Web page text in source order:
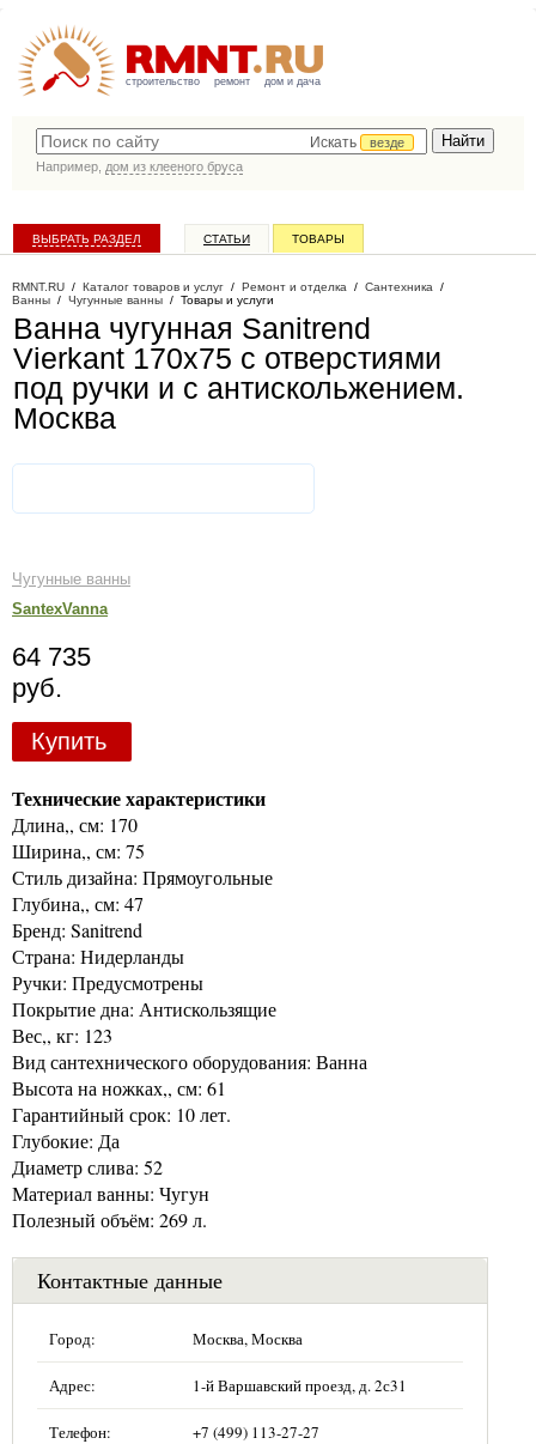
строительство ремонт дом и дача
Искать
везде
Например, дом из клееного бруса
ВЫБРАТЬ РАЗДЕЛ СТАТЬИ ТОВАРЫ
RMNT.RU / Каталог товаров и услуг / Ремонт и отделка / Сантехника /
Ванны / Чугунные ванны / Товары и услуги
Ванна чугунная Sanitrend
Vierkant 170х75 с отверстиями
под ручки и с антискольжением.
Москва
Чугунные ванны
SantexVanna
64 735
руб.
Купить
Технические характеристики
Длина,, см: 170
Ширина,, см: 75
Стиль дизайна: Прямоугольные
Глубина,, см: 47
Бренд: Sanitrend
Страна: Нидерланды
Ручки: Предусмотрены
Покрытие дна: Антискользящие
Вес,, кг: 123
Вид сантехнического оборудования: Ванна
Высота на ножках,, см: 61
Гарантийный срок: 10 лет.
Глубокие: Да
Диаметр слива: 52
Материал ванны: Чугун
Полезный объём: 269 л.
Контактные данные
Город: Москва, Москва
Адрес: 1-й Варшавский проезд, д. 2с31
Телефон: +7 (499) 113-27-27